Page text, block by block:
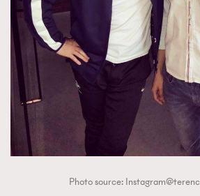
Photo source: